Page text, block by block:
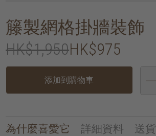
籐製網格掛牆裝飾
HK$1,950HK$975
添加到購物車
為什麼喜愛它 詳細資料 送貨